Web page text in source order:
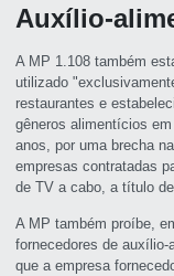
Auxílio-
A MP 1.108 também
utilizado
restaurantes e
gêneros alimentícios
anos, por uma brecha
empresas contratadas
de TV a cabo, a título
A MP também proíbe,
fornecedores de
que a empresa